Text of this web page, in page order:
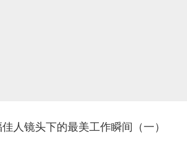
人镜头下的最美工作瞬间（一）